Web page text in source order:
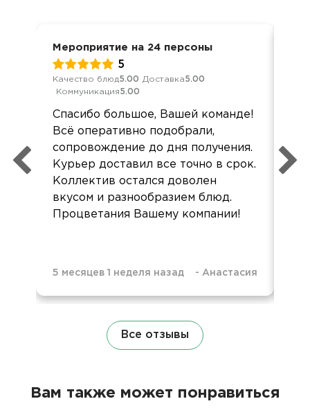
Мероприятие на 24 персоны
5
Качество блюд5.00 Доставка5.00
Коммуникация5.00
Спасибо большое, Вашей команде!
Всё оперативно подобрали,
сопровождение до дня получения.
Курьер доставил все точно в срок.
Коллектив остался доволен
вкусом и разнообразием блюд.
Процветания Вашему компании!
5 месяцев 1 неделя назад - Анастасия
Все отзывы
Вам также может понравиться